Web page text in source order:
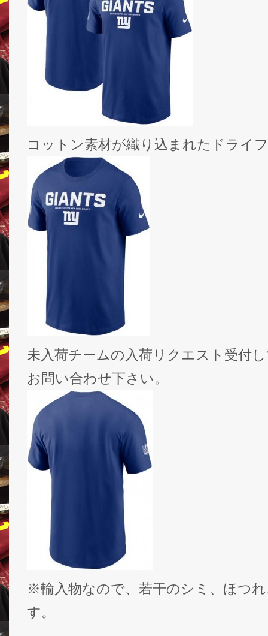
コットン素材が織り込まれたドライ
未入荷チームの入荷リクエスト受付
お問い合わせ下さい。
※輸入物なので、若干のシミ、ほつ
す。